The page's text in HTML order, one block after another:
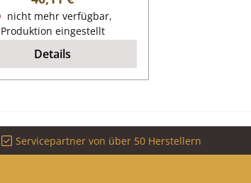
nicht mehr verfügbar,
Produktion eingestellt
Details
Servicepartner von über 50 Herstellern